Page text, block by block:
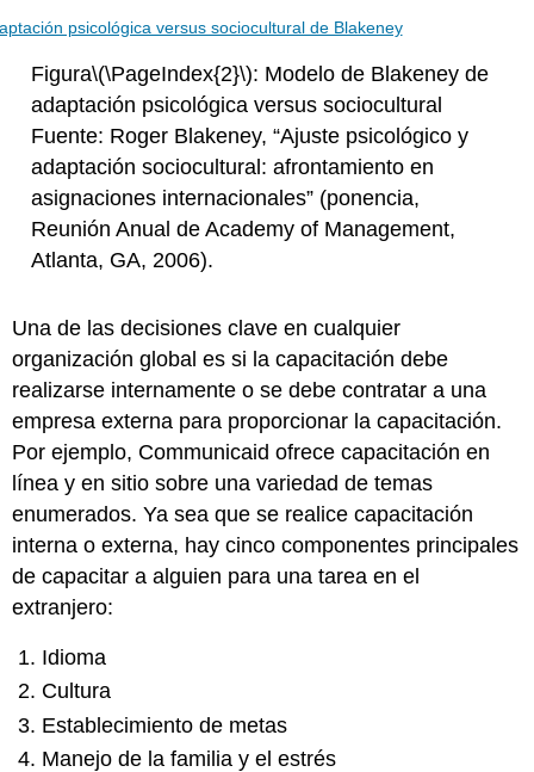
Figura\(\PageIndex{2}\): Modelo de Blakeney de
adaptación psicológica versus sociocultural
Fuente: Roger Blakeney, “Ajuste psicológico y
adaptación sociocultural: afrontamiento en
asignaciones internacionales” (ponencia,
Reunión Anual de Academy of Management,
Atlanta, GA, 2006).
Una de las decisiones clave en cualquier
organización global es si la capacitación debe
realizarse internamente o se debe contratar a una
empresa externa para proporcionar la capacitación.
Por ejemplo, Communicaid ofrece capacitación en
línea y en sitio sobre una variedad de temas
enumerados. Ya sea que se realice capacitación
interna o externa, hay cinco componentes principales
de capacitar a alguien para una tarea en el
extranjero:
Idioma
Cultura
Establecimiento de metas
Manejo de la familia y el estrés